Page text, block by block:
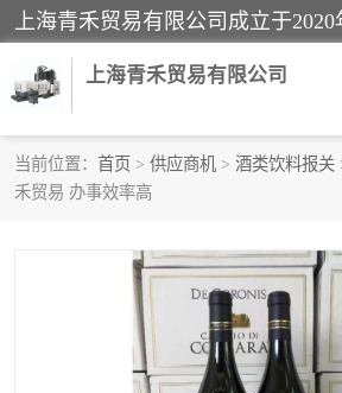
上海青禾贸易有限公司
当前位置： 首页 > 供应商机 > 酒类饮料报关
禾贸易 办事效率高
酒类饮料报关
进口退运报关 服装
进口
家用电器报关 机床